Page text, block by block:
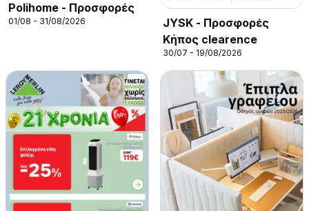
Polihome - Προσφορές
01/08 - 31/08/2026
JYSK - Προσφορές
Κήπος clearence
30/07 - 19/08/2026